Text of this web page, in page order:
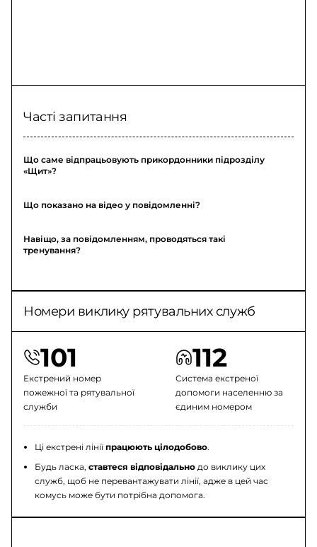
Часті запитання
Що саме відпрацьовують прикордонники підрозділу
«Щит»?
Що показано на відео у повідомленні?
Навіщо, за повідомленням, проводяться такі
тренування?
Номери виклику рятувальних служб
101
Екстрений номер
пожежної та рятувальної
служби
112
Система екстреної
допомоги населенню за
єдиним номером
Ці екстрені лініїпрацюють цілодобово.
Будь ласка,ставтеся відповідально до виклику цих
служб, щоб не перевантажувати лінії, адже в цей час
комусь може бути потрібна допомога.